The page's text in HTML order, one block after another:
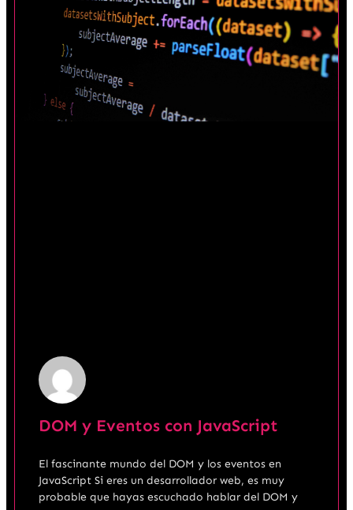
DOM y Eventos con JavaScript
El fascinante mundo del DOM y los eventos en
JavaScript Si eres un desarrollador web, es muy
probable que hayas escuchado hablar del DOM y